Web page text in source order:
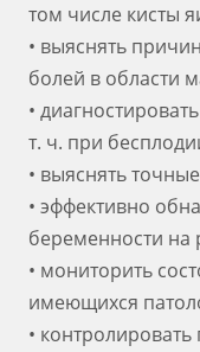
том числе кисты
• выяснять
болей в области
•
т. ч. при
• выяснять
• эффективно
беременности на
• мониторить
имеющихся
•